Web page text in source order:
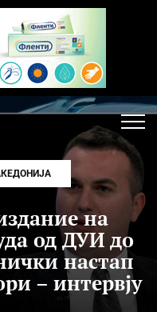
на
од ДУИ до
настап
– интервју